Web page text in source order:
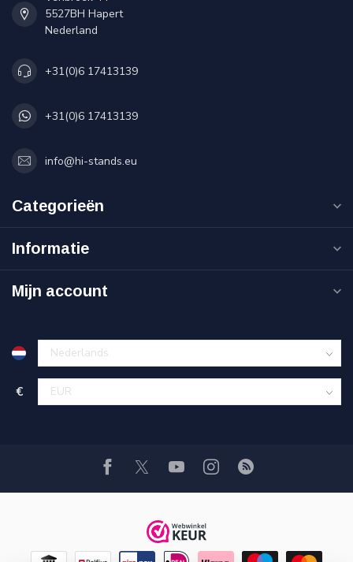
5527BH Hapert
Nederland
+31(0)6 17413139
+31(0)6 17413139
info@hi-stands.eu
Categorieën
Informatie
Mijn account
€